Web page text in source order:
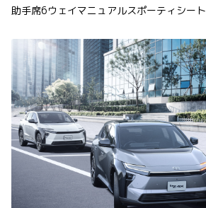
助手席6ウェイマニュアルスポーティシート